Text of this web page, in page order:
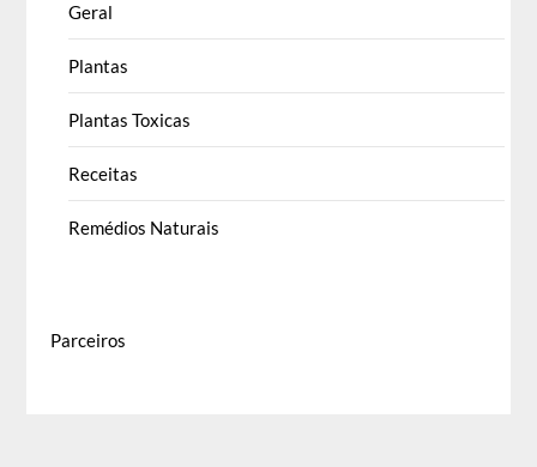
Geral
Plantas
Plantas Toxicas
Receitas
Remédios Naturais
Parceiros